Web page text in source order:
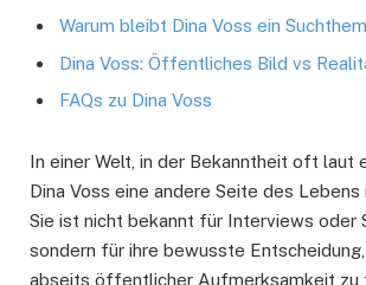
Warum bleibt Dina Voss ein
Dina Voss: Öffentliches Bild vs
FAQs zu Dina Voss
In einer Welt, in der Bekanntheit oft laut
Dina Voss eine andere Seite des Lebens
Sie ist nicht bekannt für Interviews oder
sondern für ihre bewusste
abseits öffentlicher Aufmerksamkeit zu